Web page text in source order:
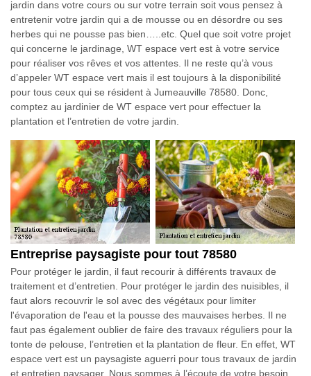
jardin dans votre cours ou sur votre terrain soit vous pensez à
entretenir votre jardin qui a de mousse ou en désordre ou ses
herbes qui ne pousse pas bien…..etc. Quel que soit votre projet
qui concerne le jardinage, WT espace vert est à votre service
pour réaliser vos rêves et vos attentes. Il ne reste qu’à vous
d’appeler WT espace vert mais il est toujours à la disponibilité
pour tous ceux qui se résident à Jumeauville 78580. Donc,
comptez au jardinier de WT espace vert pour effectuer la
plantation et l’entretien de votre jardin.
Entreprise paysagiste pour tout 78580
Pour protéger le jardin, il faut recourir à différents travaux de
traitement et d’entretien. Pour protéger le jardin des nuisibles, il
faut alors recouvrir le sol avec des végétaux pour limiter
l'évaporation de l'eau et la pousse des mauvaises herbes. Il ne
faut pas également oublier de faire des travaux réguliers pour la
tonte de pelouse, l’entretien et la plantation de fleur. En effet, WT
espace vert est un paysagiste aguerri pour tous travaux de jardin
et entretien paysager. Nous sommes à l’écoute de votre besoin,